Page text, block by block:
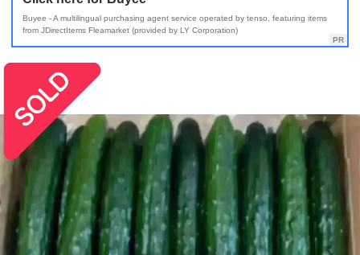
Buyee - A multilingual purchasing agent service operated by tenso, featuring items
from JDirectItems Fleamarket (provided by LY Corporation)